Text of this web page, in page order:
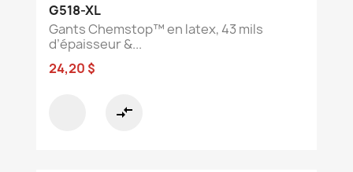
G518-XL
Gants Chemstop™ en latex, 43 mils
d’épaisseur &...
24,20 $
compare_arrows